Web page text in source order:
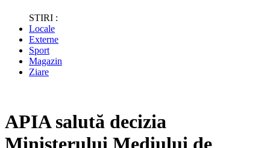
STIRI :
Locale
Externe
Sport
Magazin
Ziare
APIA salută decizia